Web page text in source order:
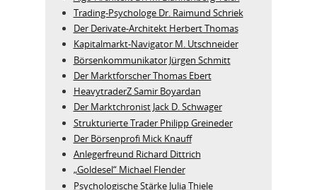
Trading-Psychologe Dr. Raimund Schriek
Der Derivate‑Architekt Herbert Thomas
Kapitalmarkt-Navigator M. Utschneider
Börsenkommunikator Jürgen Schmitt
Der Marktforscher Thomas Ebert
HeavytraderZ Samir Boyardan
Der Marktchronist Jack D. Schwager
Strukturierte Trader Philipp Greineder
Der Börsenprofi Mick Knauff
Anlegerfreund Richard Dittrich
„Goldesel“ Michael Flender
Psychologische Stärke Julia Thiele